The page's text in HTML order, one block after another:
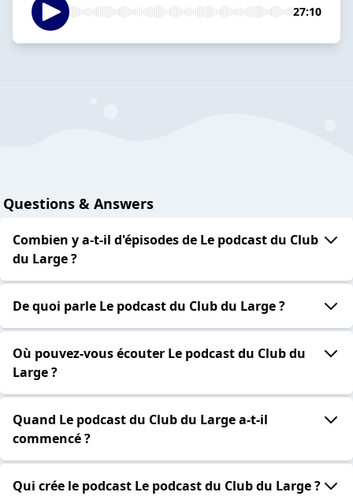
27:10
Questions & Answers
Combien y a-t-il d'épisodes de Le podcast du Club
du Large ?
De quoi parle Le podcast du Club du Large ?
Où pouvez-vous écouter Le podcast du Club du
Large ?
Quand Le podcast du Club du Large a-t-il
commencé ?
Qui crée le podcast Le podcast du Club du Large ?